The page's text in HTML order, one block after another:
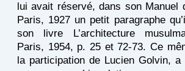
lui avait réservé, dans son Manuel
Paris, 1927 un petit paragraphe
son livre L’architecture
Paris, 1954, p. 25 et 72-73. Ce
la participation de Lucien Golvin, a